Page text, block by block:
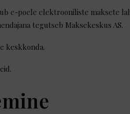
e-poele elektrooniliste maksete
tegutseb Maksekeskus AS.
keskkonda.